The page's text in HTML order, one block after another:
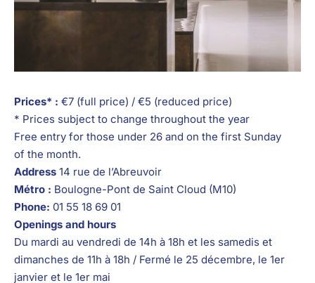
Prices* : €7 (full price) / €5 (reduced price)
* Prices subject to change throughout the year
Free entry for those under 26 and on the first Sunday
of the month.
Address 14 rue de l’Abreuvoir
Métro : Boulogne-Pont de Saint Cloud (M10)
Phone: 01 55 18 69 01
Openings and hours
Du mardi au vendredi de 14h à 18h et les samedis et
dimanches de 11h à 18h / Fermé le 25 décembre, le 1er
janvier et le 1er mai